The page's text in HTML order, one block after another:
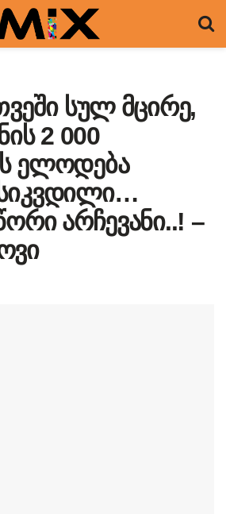
სულ მცირე,
2 000
ელოდება
არჩევანი..! –